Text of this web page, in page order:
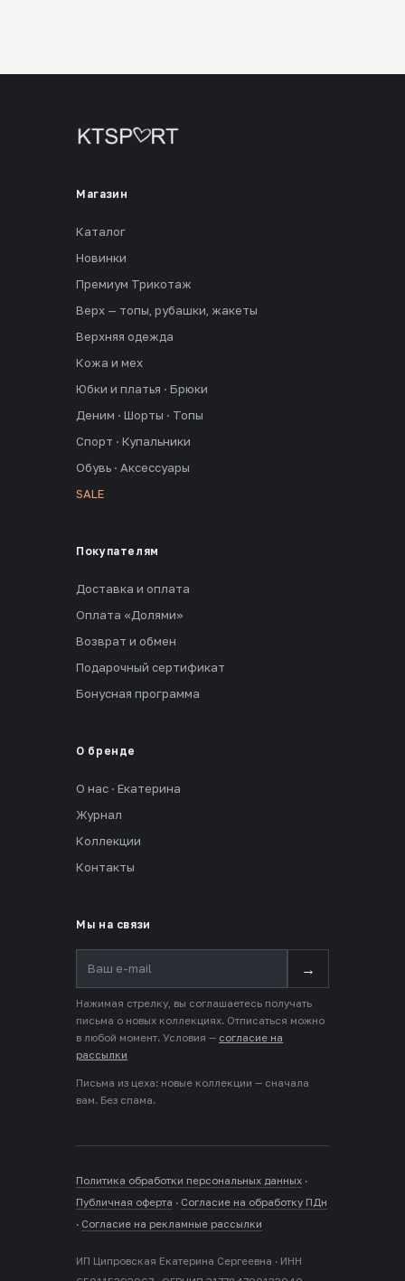
Магазин
Каталог
Новинки
Премиум Трикотаж
Верх — топы, рубашки, жакеты
Верхняя одежда
Кожа и мех
Юбки и платья · Брюки
Деним · Шорты · Топы
Спорт · Купальники
Обувь · Аксессуары
SALE
Покупателям
Доставка и оплата
Оплата «Долями»
Возврат и обмен
Подарочный сертификат
Бонусная программа
О бренде
О нас · Екатерина
Журнал
Коллекции
Контакты
Мы на связи
→
Нажимая стрелку, вы соглашаетесь получать
письма о новых коллекциях. Отписаться можно
в любой момент. Условия — согласие на
рассылки
Письма из цеха: новые коллекции — сначала
вам. Без спама.
Политика обработки персональных данных ·
Публичная оферта · Согласие на обработку ПДн
· Согласие на рекламные рассылки
ИП Ципровская Екатерина Сергеевна · ИНН